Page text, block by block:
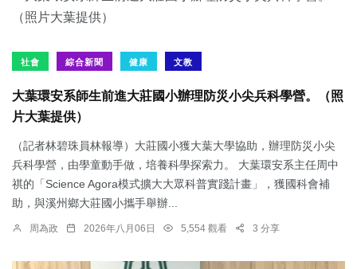
社會 綜合新聞 健康 文教
大葉環安系師生前進大莊國小辦理防災小尖兵科學營。（照
片大葉提供）
（記者林碧珠員林報導）大莊國小獲大葉大學協助，辦理防災小尖
兵科學營，由學童動手做，培養科學探索力。 大葉環安系主任周中
祺的「Science Agora模式擴大大眾科普實踐計畫」，獲國科會補
助，與溪州鄉大莊國小攜手舉辦...
周為政 2026年八月06日 5,554 觀看 3 分享